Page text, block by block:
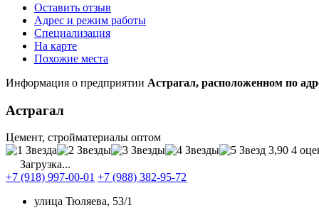
Оставить отзыв
Адрес и режим работы
Специализация
На карте
Похожие места
Информация о предприятии Астрагал, расположенном по
Астрагал
Цемент, стройматериалы оптом
3,90 4
Загрузка...
+7 (918) 997-00-01 +7 (988) 382-95-72
улица Тюляева, 53/1